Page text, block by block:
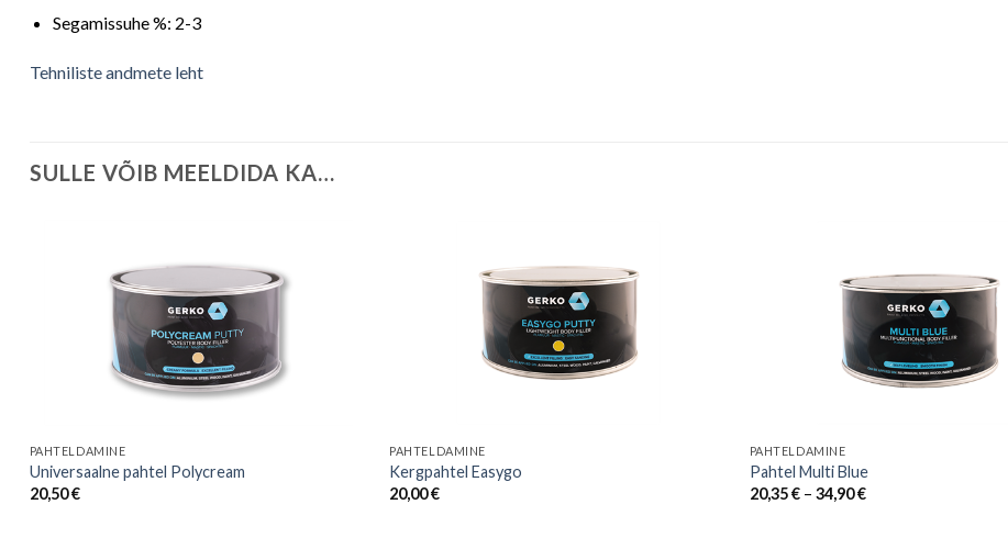
Segamissuhe %: 2-3
Tehniliste andmete leht
SULLE VÕIB MEELDIDA KA…
PAHTELDAMINE
Universaalne pahtel Polycream
20,50€
PAHTELDAMINE
Kergpahtel Easygo
20,00€
PAHTELDAMINE
Pahtel Multi Blue
20,35€ – 34,90€Price